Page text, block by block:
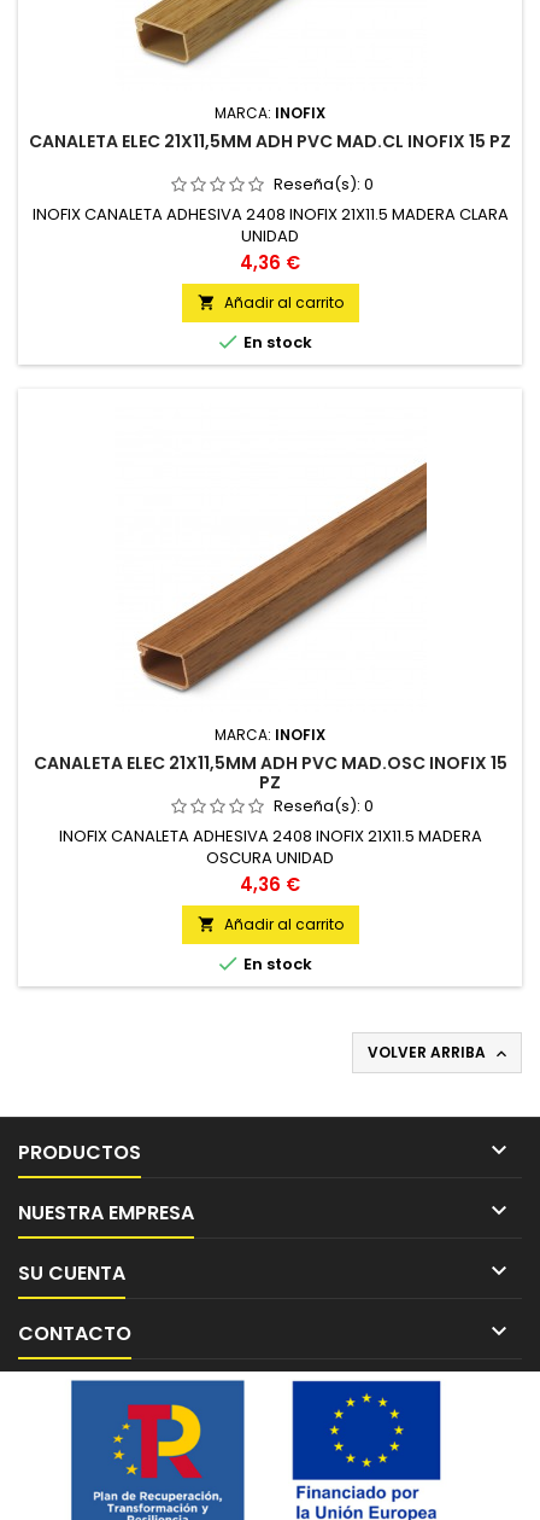
MARCA: INOFIX
CANALETA ELEC 21X11,5MM ADH PVC MAD.CL INOFIX 15 PZ
Reseña(s): 0
INOFIX CANALETA ADHESIVA 2408 INOFIX 21X11.5 MADERA CLARA
UNIDAD
Precio
4,36 €
 Añadir al carrito
 En stock
MARCA: INOFIX
CANALETA ELEC 21X11,5MM ADH PVC MAD.OSC INOFIX 15
PZ
Reseña(s): 0
INOFIX CANALETA ADHESIVA 2408 INOFIX 21X11.5 MADERA
OSCURA UNIDAD
Precio
4,36 €
 Añadir al carrito
 En stock
VOLVER ARRIBA 
PRODUCTOS 
NUESTRA EMPRESA 
SU CUENTA 
CONTACTO 